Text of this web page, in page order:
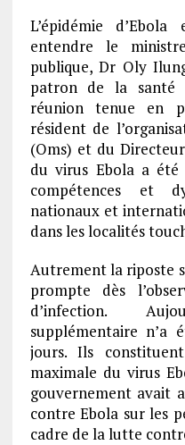
L’épidémie
entendre le
publique, Dr Oly
patron de la santé
réunion tenue en
résident de
(Oms) et du
du virus Ebola a été
compétences et
nationaux et
dans les localités
Autrement la riposte
prompte dès
d’infection.
supplémentaire n’a
jours. Ils
maximale du virus
gouvernement avait
contre Ebola sur les
cadre de la lutte